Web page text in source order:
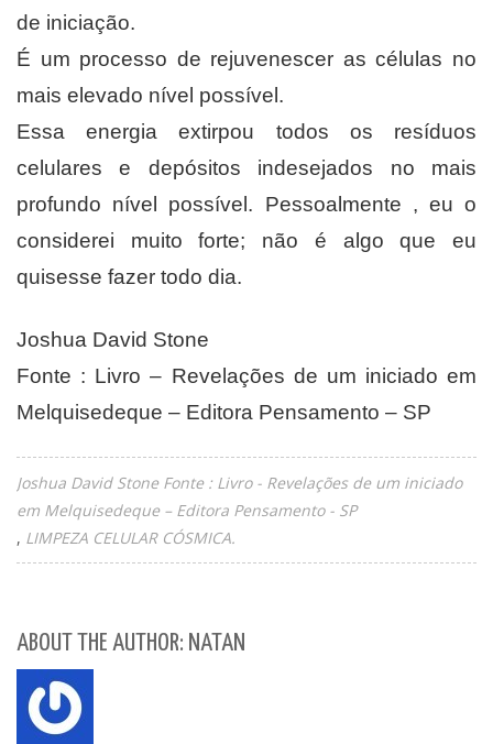
de iniciação.
É um processo de rejuvenescer as células no
mais elevado nível possível.
Essa energia extirpou todos os resíduos
celulares e depósitos indesejados no mais
profundo nível possível. Pessoalmente , eu o
considerei muito forte; não é algo que eu
quisesse fazer todo dia.
Joshua David Stone
Fonte : Livro – Revelações de um iniciado em
Melquisedeque – Editora Pensamento – SP
Joshua David Stone Fonte : Livro - Revelações de um iniciado
em Melquisedeque – Editora Pensamento - SP
LIMPEZA CELULAR CÓSMICA.
ABOUT THE AUTHOR: NATAN